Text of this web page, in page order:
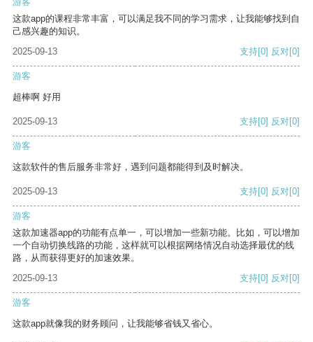
这款app的课程非常丰富，可以满足我不同的学习需求，让我能够找到自
己感兴趣的知识。
2025-09-13
支持[0] 反对[0]
游客
超棒啊 好用
2025-09-13 支持[0] 反对[0]
游客
这款软件的售后服务非常好，遇到问题都能得到及时解决。
2025-09-13 支持[0] 反对[0]
游客
这款加速器app的功能有点单一，可以增加一些新功能。比如，可以增加
一个自动切换线路的功能，这样就可以根据网络情况自动选择最优的线
路，从而获得更好的加速效果。
2025-09-13
支持[0] 反对[0]
游客
这款app就像我的财务顾问，让我能够省钱又省心。